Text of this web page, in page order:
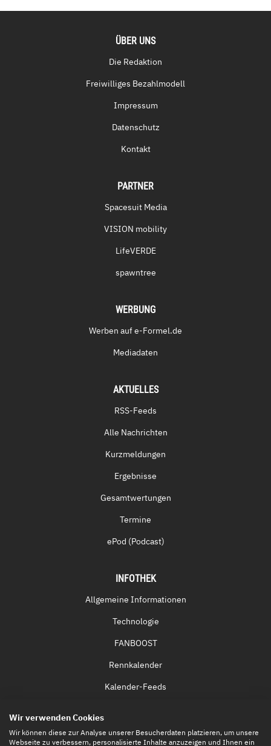
ÜBER UNS
Die Redaktion
Freiwilliges Bezahlmodell
Impressum
Datenschutz
Kontakt
PARTNER
Spacesuit Media
VISION mobility
LifeVERDE
spawntree
WERBUNG
Werben auf e-Formel.de
Mediadaten
AKTUELLES
RSS-Feeds
Alle Nachrichten
Kurzmeldungen
Ergebnisse
Gesamtwertungen
Termine
ePod (Podcast)
INFOTHEK
Allgemeine Informationen
Technologie
FANBOOST
Rennkalender
Kalender-Feeds
Eintrittskarten
Wir verwenden Cookies
Wir können diese zur Analyse unserer Besucherdaten platzieren, um unsere
Webseite zu verbessern, personalisierte Inhalte anzuzeigen und Ihnen ein